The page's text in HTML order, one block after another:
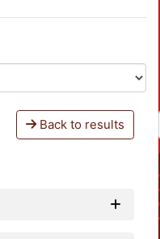
Back to results